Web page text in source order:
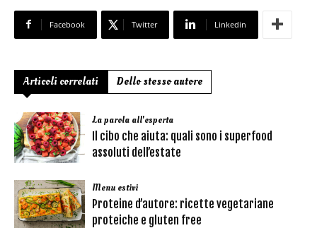
Facebook Twitter Linkedin
Articoli correlati Dello stesso autore
La parola all'esperta
Il cibo che aiuta: quali sono i superfood
assoluti dell’estate
Menu estivi
Proteine d’autore: ricette vegetariane
proteiche e gluten free